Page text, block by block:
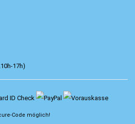
17h)
Code möglich!